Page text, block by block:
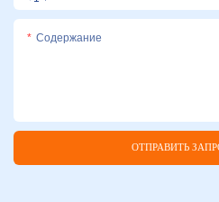
Содержание
ОТПРАВИТЬ